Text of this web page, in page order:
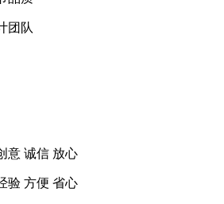
团队
意 诚信 放心
验 方便 省心